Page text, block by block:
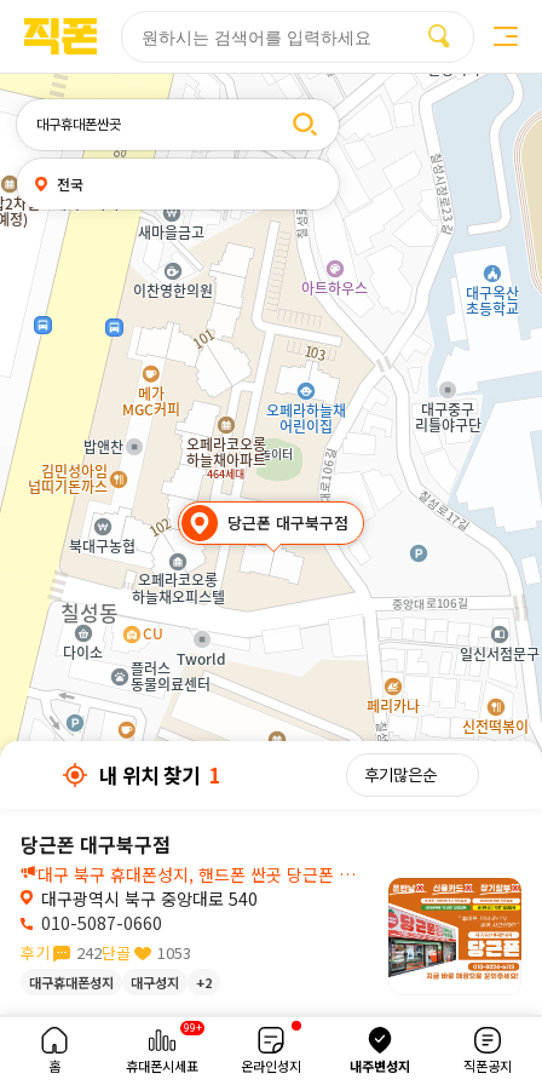
휴대폰성지시세표 성지커뮤니티
당근폰 대구북구점
검색어
내
위치
찾기
전국
내 위치 찾기 1
당근폰 대구북구점
대구 북구 휴대폰성지, 핸드폰 싼곳 당근폰 대구북구점입니다🥕
대구광역시 북구 중앙대로 540
010-5087-0660
후기 242단골 1053
대구휴대폰성지 대구성지 +2
내 위치 찾기 1
페이지
코소프트
페이지
코소프트
페이지
코소프트
페이지
코소프트
색엔진
코소프트
색엔진
코소프트
색엔진
코소프트
색엔진
코소프트
홈
99+
휴대폰시세표 온라인성지 내주변성지 직폰공지